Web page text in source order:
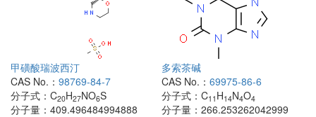
甲磺酸瑞波西汀
CAS No.： 98769-84-7
分子式： C20H27NO6S
分子量： 409.496484994888
多索茶碱
CAS No.： 69975-86-6
分子式： C11 H14N4O4
分子量： 266.253262042999